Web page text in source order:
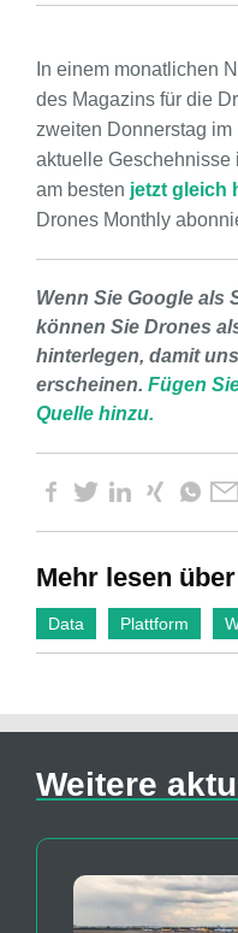
In einem monatlichen
des Magazins für die
zweiten Donnerstag
aktuelle Geschehnisse
am besten jetzt gleich
Drones Monthly
Wenn Sie Google als
können Sie Drones
hinterlegen, damit
erscheinen. Fügen
Quelle hinzu.
Mehr lesen über
Data Plattform
Weitere